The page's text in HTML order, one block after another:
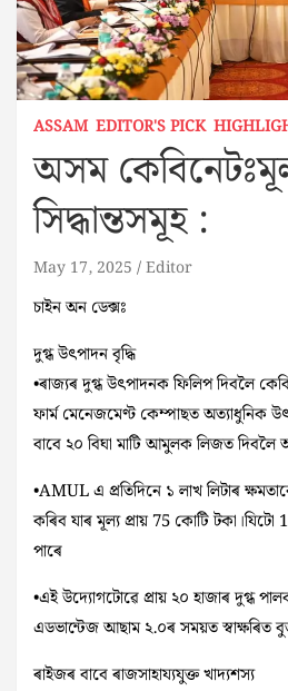
ASSAM EDITOR'S PICK
অসম
সিদ্ধান্তসমূহ :
May 17, 2025 Editor
চাইন অন ডেক্সঃ
দুগ্ধ উৎপাদন বৃদ্ধি
•ৰাজ্যৰ দুগ্ধ উৎপাদনক ফিলিপ দিবলৈ
ফাৰ্ম মেনেজমেণ্ট কেম্পাছত অত্যাধুনিক
বাবে ২০ বিঘা মাটি আমুলক লিজত
•AMUL এ প্ৰতিদিনে ১ লাখ লিটাৰ
কৰিব যাৰ মূল্য প্ৰায় 75 কোটি
পাৰে
•এই উদ্যোগটোৱে প্ৰায় ২০ হাজাৰ দুগ্ধ
এডভান্টেজ আছাম ২.০ৰ সময়ত স্বাক্ষৰিত
ৰাইজৰ বাবে ৰাজসাহায্যযুক্ত খাদ্যশস্য